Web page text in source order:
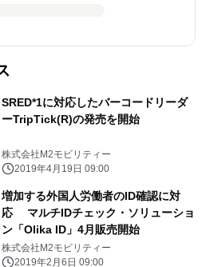
SRED*1に対応したバーコードリーダ
ーTripTick(R)の発売を開始
株式会社M2モビリティー
2019年4月19日 09:00
増加する外国人労働者のID確認に対
応 マルチIDチェック・ソリューショ
ン「Olika ID」4月販売開始
株式会社M2モビリティー
2019年2月6日 09:00